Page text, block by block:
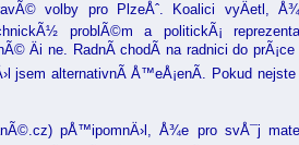
volby pro PlzeÅˆ. Koalici vyÄetl,
problÃ©m a politickÃ¡
Äi ne. RadnÃ­ chodÃ­ na radnici do
jsem alternativnÃ­ Å™eÅ¡enÃ­. Pokud
pÅ™ipomnÄ›l, Å¾e pro svÅ¯j